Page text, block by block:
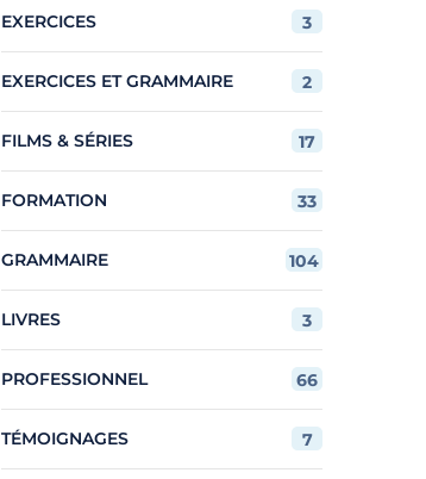
EXERCICES 3
EXERCICES ET GRAMMAIRE 2
FILMS & SÉRIES 17
FORMATION 33
GRAMMAIRE 104
LIVRES 3
PROFESSIONNEL 66
TÉMOIGNAGES 7